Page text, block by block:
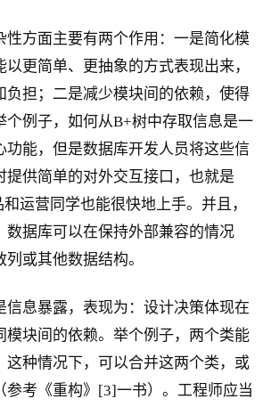
性方面主要有两个作用：一是简化模
更简单、更抽象的方式表现出来，
负担；二是减少模块间的依赖，使得
个例子，如何从B+树中存取信息是一
功能，但是数据库开发人员将这些信
提供简单的对外交互接口，也就是
运营同学也能很快地上手。并且，
数据库可以在保持外部兼容的情况
或其他数据结构。
信息暴露，表现为：设计决策体现在
模块间的依赖。举个例子，两个类能
这种情况下，可以合并这两个类，或
参考《重构》[3]一书）。工程师应当